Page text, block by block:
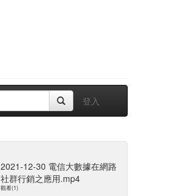
登入
2021-12-30 電信大數據在網路
社群行銷之應用.mp4
觀看(1)